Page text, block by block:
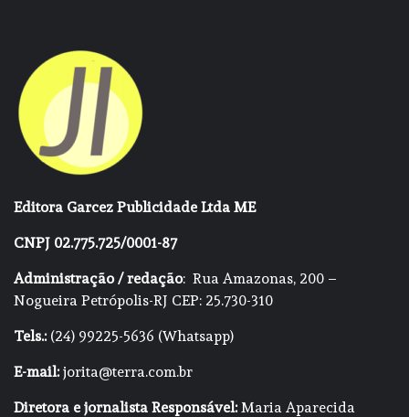
Editora Garcez Publicidade Ltda ME
CNPJ 02.775.725/0001-87
Administração / redação: Rua Amazonas, 200 –
Nogueira Petrópolis-RJ CEP: 25.730-310
Tels.:(24) 99225-5636 (Whatsapp)
E-mail:jorita@terra.com.br
Diretora e jornalista Responsável:Maria Aparecida